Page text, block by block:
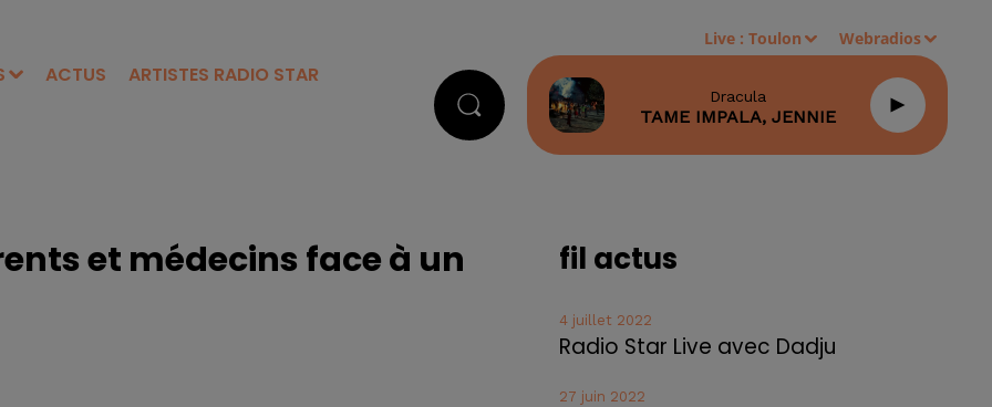
ACTUS ARTISTES RADIO STAR
Live :Toulon Webradios
Dracula
TAME IMPALA, JENNIE
et médecins face à un fil actus
4 juillet 2022
Radio Star Live avec Dadju
27 juin 2022